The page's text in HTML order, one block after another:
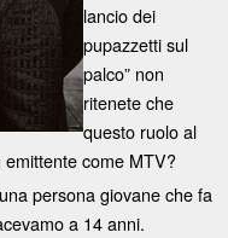
lancio dei
pupazzetti sul
palco” non
ritenete che
questo ruolo al
come MTV?
persona giovane che fa
a 14 anni.